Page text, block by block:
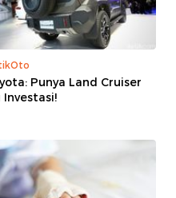
Punya Land Cruiser
Investasi!